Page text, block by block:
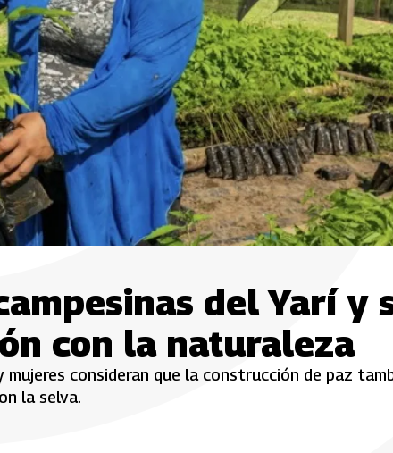
del Yarí y
con la naturaleza
mujeres consideran que la construcción de paz
la selva.